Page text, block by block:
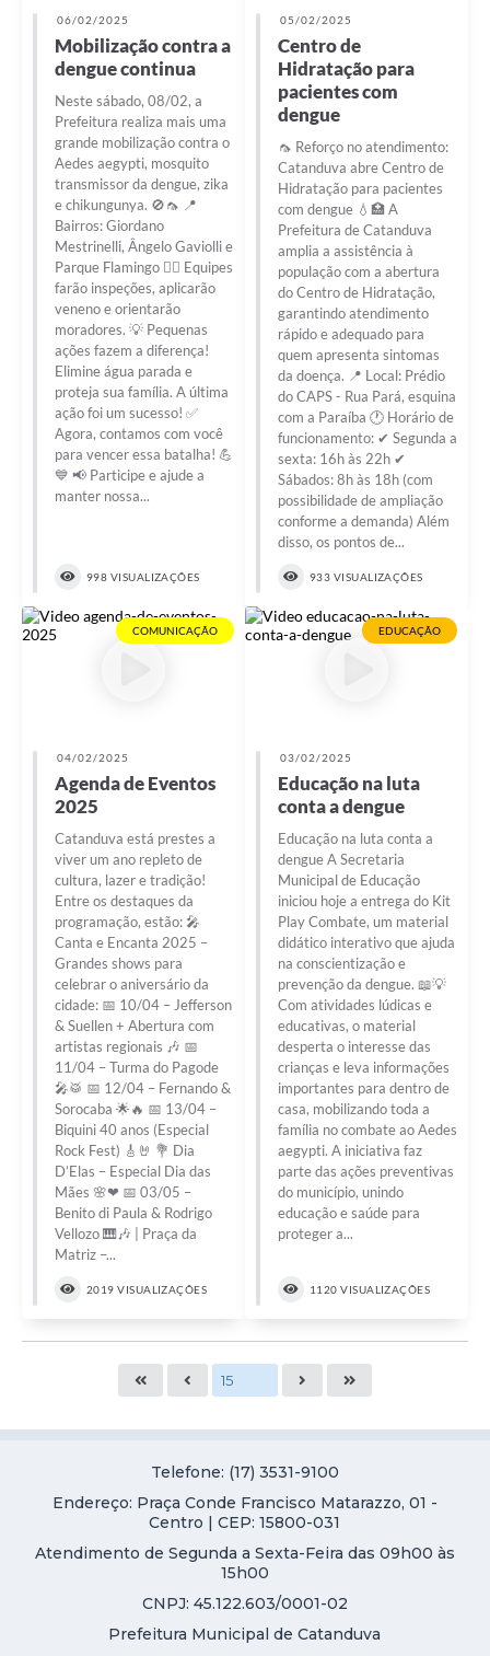
06/02/2025
Mobilização contra a
dengue continua
Neste sábado, 08/02, a
Prefeitura realiza mais uma
grande mobilização contra o
Aedes aegypti, mosquito
transmissor da dengue, zika
e chikungunya. 🚫🦟 📍
Bairros: Giordano
Mestrinelli, Ângelo Gaviolli e
Parque Flamingo 👷‍♂️ Equipes
farão inspeções, aplicarão
veneno e orientarão
moradores. 💡 Pequenas
ações fazem a diferença!
Elimine água parada e
proteja sua família. A última
ação foi um sucesso! ✅
Agora, contamos com você
para vencer essa batalha! 💪
💙 📢 Participe e ajude a
manter nossa...
998 VISUALIZAÇÕES
05/02/2025
Centro de
Hidratação para
pacientes com
dengue
🦟 Reforço no atendimento:
Catanduva abre Centro de
Hidratação para pacientes
com dengue 💧🏥 A
Prefeitura de Catanduva
amplia a assistência à
população com a abertura
do Centro de Hidratação,
garantindo atendimento
rápido e adequado para
quem apresenta sintomas
da doença. 📍 Local: Prédio
do CAPS - Rua Pará, esquina
com a Paraíba 🕐 Horário de
funcionamento: ✔ Segunda a
sexta: 16h às 22h ✔
Sábados: 8h às 18h (com
possibilidade de ampliação
conforme a demanda) Além
disso, os pontos de...
933 VISUALIZAÇÕES
COMUNICAÇÃO
04/02/2025
Agenda de Eventos
2025
Catanduva está prestes a
viver um ano repleto de
cultura, lazer e tradição!
Entre os destaques da
programação, estão: 🎤
Canta e Encanta 2025 –
Grandes shows para
celebrar o aniversário da
cidade: 📅 10/04 – Jefferson
& Suellen + Abertura com
artistas regionais 🎶 📅
11/04 – Turma do Pagode
🎤🥁 📅 12/04 – Fernando &
Sorocaba 🌟🔥 📅 13/04 –
Biquini 40 anos (Especial
Rock Fest) 🎸🤘 💐 Dia
D’Elas – Especial Dia das
Mães 🌸❤ 📅 03/05 –
Benito di Paula & Rodrigo
Vellozo 🎹🎶 | Praça da
Matriz –...
2019 VISUALIZAÇÕES
EDUCAÇÃO
03/02/2025
Educação na luta
conta a dengue
Educação na luta conta a
dengue A Secretaria
Municipal de Educação
iniciou hoje a entrega do Kit
Play Combate, um material
didático interativo que ajuda
na conscientização e
prevenção da dengue. 📖💡
Com atividades lúdicas e
educativas, o material
desperta o interesse das
crianças e leva informações
importantes para dentro de
casa, mobilizando toda a
família no combate ao Aedes
aegypti. A iniciativa faz
parte das ações preventivas
do município, unindo
educação e saúde para
proteger a...
1120 VISUALIZAÇÕES
Telefone: (17) 3531-9100
Endereço: Praça Conde Francisco Matarazzo, 01 -
Centro | CEP: 15800-031
Atendimento de Segunda a Sexta-Feira das 09h00 às
15h00
CNPJ: 45.122.603/0001-02
Prefeitura Municipal de Catanduva